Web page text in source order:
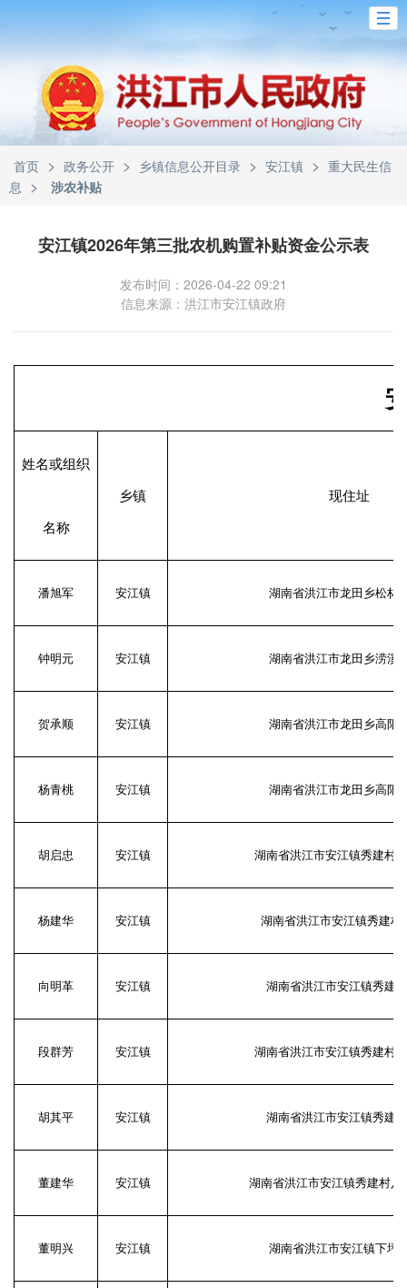
首页 > 政务公开 > 乡镇信息公开目录 > 安江镇 > 重大民生信
息 > 涉农补贴
安江镇2026年第三批农机购置补贴资金公示表
发布时间：2026-04-22 09:21
信息来源：洪江市安江镇政府
姓名或组织
名称
乡镇 现住址
潘旭军 安江镇 湖南省洪江市龙田乡松林
钟明元 安江镇 湖南省洪江市龙田乡涝溪
贺承顺 安江镇 湖南省洪江市龙田乡高阳
杨青桃 安江镇 湖南省洪江市龙田乡高阳
胡启忠 安江镇 湖南省洪江市安江镇秀建村
杨建华 安江镇 湖南省洪江市安江镇秀建村
向明革 安江镇 湖南省洪江市安江镇秀建
段群芳 安江镇 湖南省洪江市安江镇秀建村
胡其平 安江镇 湖南省洪江市安江镇秀建
董建华 安江镇 湖南省洪江市安江镇秀建村八
董明兴 安江镇 湖南省洪江市安江镇下坪